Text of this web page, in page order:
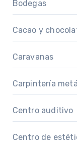
Bodegas
Cacao y
Caravanas
Carpintería
Centro auditivo
Centro de